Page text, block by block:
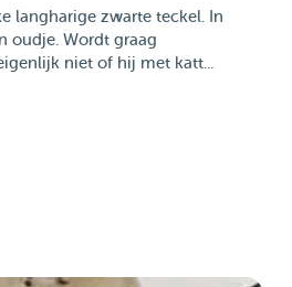
langharige zwarte teckel. In
oudje. Wordt graag
niet of hij met katt...